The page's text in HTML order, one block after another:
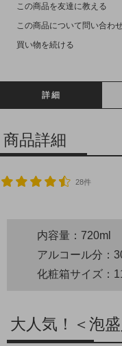
この商品を友達に教える
この商品について問い合わ
買い物を続ける
詳細
商品詳細
28件
内容量：720ml
アルコール分：
化粧箱サイズ：
大人気！＜泡